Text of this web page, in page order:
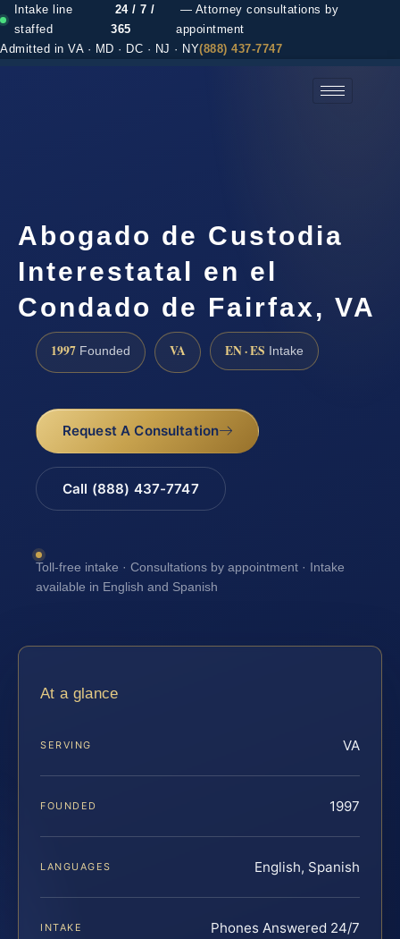
Intake line
staffed
24 / 7 /
365
— Attorney consultations by
appointment
Admitted in VA · MD · DC · NJ · NY(888) 437-7747
Abogado de Custodia
Interestatal en el
Condado de Fairfax, VA
1997 Founded VA EN · ES Intake
Request A Consultation
Call (888) 437-7747
Toll-free intake · Consultations by appointment · Intake
available in English and Spanish
At a glance
SERVING VA
FOUNDED 1997
LANGUAGES English, Spanish
INTAKE Phones Answered 24/7